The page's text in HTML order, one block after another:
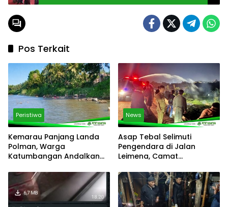
Pos Terkait
Peristiwa
Kemarau Panjang Landa
Polman, Warga
Katumbangan Andalkan
Konsumsi
News
Asap Tebal Selimuti
Pengendara di Jalan
Leimena, Camat
Respons Aduan Warga